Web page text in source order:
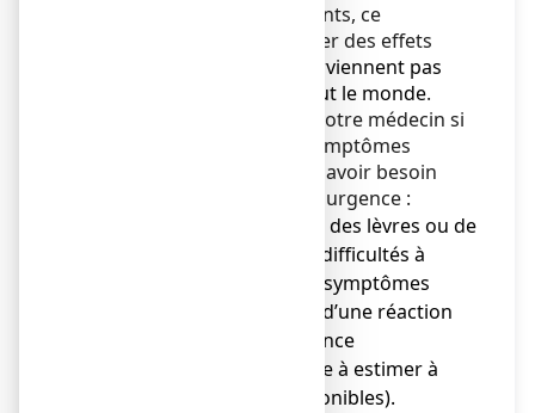
Comme tous les médicaments, ce
médicament peut provoquer des effets
mais ils ne surviennent pas
tout le monde.
Informez immédiatement votre médecin si
vous remarquez l’un des symptômes
suivants, car vous pourriez avoir besoin
d’un traitement médical en urgence :
● Gonflement du visage, des lèvres ou de
la gorge entraînant des difficultés à
avaler ou à respirer. Ces symptômes
pourraient être le signe d’une réaction
allergique grave (fréquence
indéterminée, impossible à estimer à
partir des données disponibles).